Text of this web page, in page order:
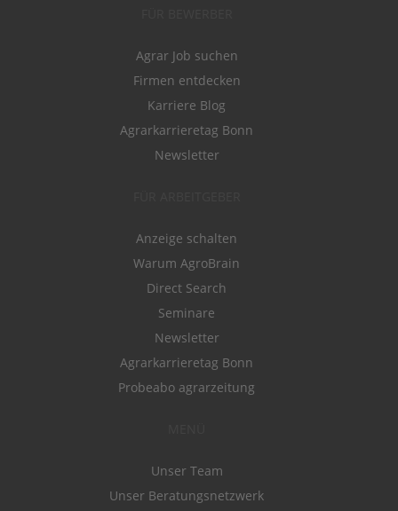
Agrar Job suchen
Firmen entdecken
Karriere Blog
Agrarkarrieretag Bonn
Newsletter
Anzeige schalten
Warum AgroBrain
Direct Search
Seminare
Newsletter
Agrarkarrieretag Bonn
Probeabo agrarzeitung
Unser Team
Unser Beratungsnetzwerk